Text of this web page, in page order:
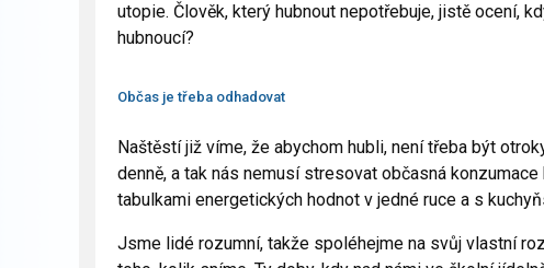
utopie. Člověk, který hubnout nepotřebuje, jistě ocení,
hubnoucí?
Občas je třeba odhadovat
Naštěstí již víme, že abychom hubli, není třeba být
denně, a tak nás nemusí stresovat občasná
tabulkami energetických hodnot v jedné ruce a s
Jsme lidé rozumní, takže spoléhejme na svůj vlastní